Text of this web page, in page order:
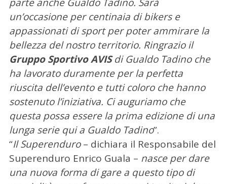
un’occasione per centinaia di bikers e
appassionati di sport per poter ammirare la
bellezza del nostro territorio. Ringrazio il
Gruppo Sportivo AVISdi Gualdo Tadino che
ha lavorato duramente per la perfetta
riuscita dell’evento e tutti coloro che hanno
sostenuto l’iniziativa. Ci auguriamo che
questa possa essere la prima edizione di una
lunga serie qui a Gualdo Tadino”.
“Il Superenduro– dichiara il Responsabile del
Superenduro Enrico Guala – nasce per dare
una nuova forma di gare a questo tipo di
C
e
r
c
a